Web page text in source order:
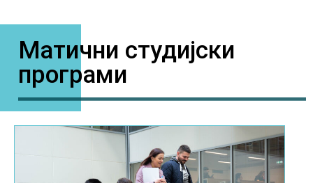
Матични студијски
програми